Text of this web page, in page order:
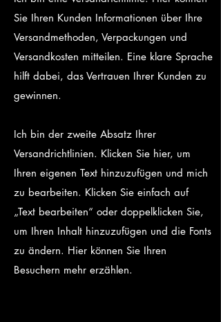
Sie Ihren Kunden Informationen über Ihre
Versandmethoden, Verpackungen und
Versandkosten mitteilen. Eine klare Sprache
hilft dabei, das Vertrauen Ihrer Kunden zu
gewinnen.
Ich bin der zweite Absatz Ihrer
Versandrichtlinien. Klicken Sie hier, um
Ihren eigenen Text hinzuzufügen und mich
zu bearbeiten. Klicken Sie einfach auf
„Text bearbeiten“ oder doppelklicken Sie,
um Ihren Inhalt hinzuzufügen und die Fonts
zu ändern. Hier können Sie Ihren
Besuchern mehr erzählen.